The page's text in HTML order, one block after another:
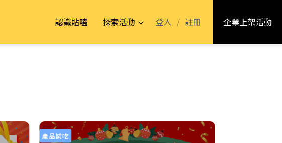
認識貼嗑 探索活動 企業上架活動
登入 / 註冊
產品試吃